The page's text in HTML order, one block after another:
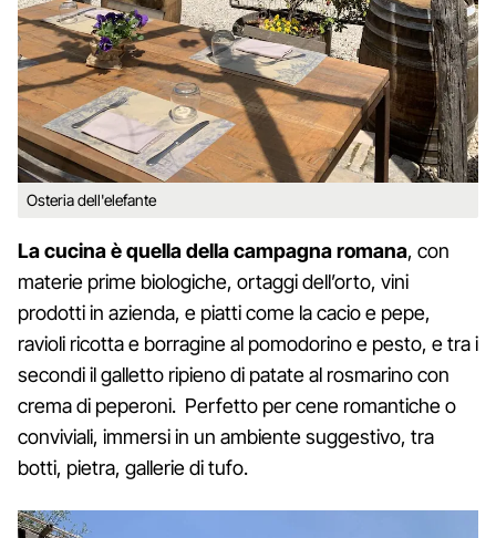
Osteria dell'elefante
La cucina è quella della campagna romana, con
materie prime biologiche, ortaggi dell’orto, vini
prodotti in azienda, e piatti come la cacio e pepe,
ravioli ricotta e borragine al pomodorino e pesto, e tra i
secondi il galletto ripieno di patate al rosmarino con
crema di peperoni. Perfetto per cene romantiche o
conviviali, immersi in un ambiente suggestivo, tra
botti, pietra, gallerie di tufo.